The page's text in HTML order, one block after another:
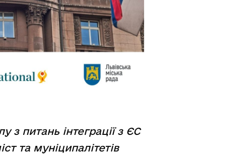
з питань інтеграції з ЄС
та муніципалітетів